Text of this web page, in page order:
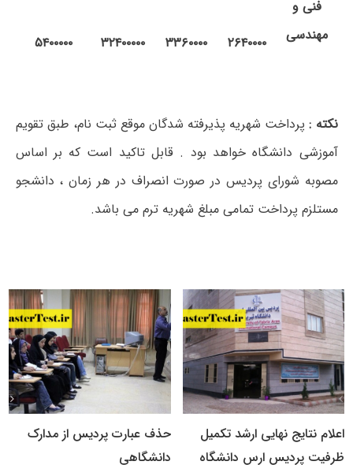
فنی و
مهندسی
۲۶۴۰۰۰۰ ۳۳۶۰۰۰۰ ۳۲۴۰۰۰۰۰ ۵۴۰۰۰۰۰
نکته :پرداخت شهریه پذیرفته شدگان موقع ثبت نام، طبق تقویم
آموزشی دانشگاه خواهد بود . قابل تاکید است که بر اساس
مصوبه شورای پردیس در صورت انصراف در هر زمان ، دانشجو
مستلزم پرداخت تمامی مبلغ شهریه ترم می باشد.
اعلام نتایج نهایی ارشد تکمیل
ظرفیت پردیس ارس دانشگاه
حذف عبارت پردیس از مدارک
دانشگاهی